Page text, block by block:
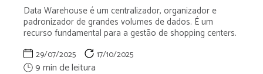
Data Warehouse é um centralizador, organizador e
padronizador de grandes volumes de dados. É um
recurso fundamental para a gestão de shopping centers.
29/07/2025 17/10/2025